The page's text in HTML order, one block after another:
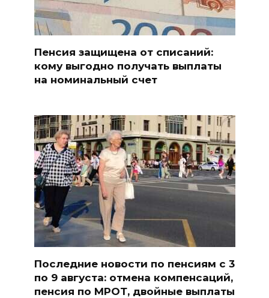
Пенсия защищена от списаний:
кому выгодно получать выплаты
на номинальный счет
Последние новости по пенсиям с 3
по 9 августа: отмена компенсаций,
пенсия по МРОТ, двойные выплаты